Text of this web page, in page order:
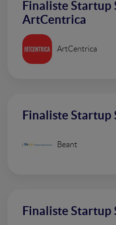
Finaliste Startup
ArtCentrica
ArtCentrica
Finaliste Startup
Beant
Finaliste Startup